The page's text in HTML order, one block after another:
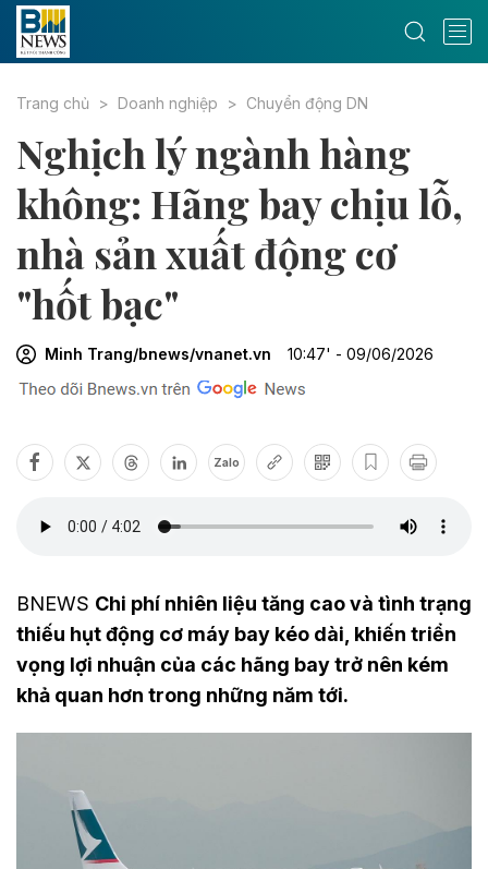
Trang chủ Doanh nghiệp Chuyển động DN
Nghịch lý ngành hàng
không: Hãng bay chịu lỗ,
nhà sản xuất động cơ
"hốt bạc"
Minh Trang/bnews/vnanet.vn 10:47' - 09/06/2026
Zalo
BNEWS Chi phí nhiên liệu tăng cao và tình trạng
thiếu hụt động cơ máy bay kéo dài, khiến triển
vọng lợi nhuận của các hãng bay trở nên kém
khả quan hơn trong những năm tới.